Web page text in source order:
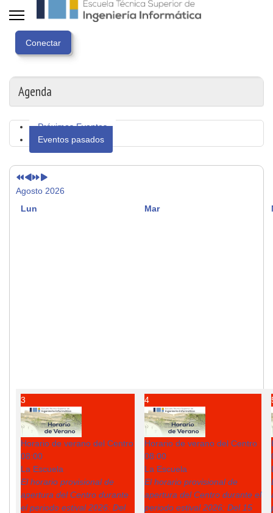
Agenda
Próximos Eventos
Eventos pasados
anterior
Agosto 2026
Lun
Mar
3
Horario de verano del Centro
08:00
La Escuela
El horario provisional de
apertura del Centro durante
el periodo estival 2026: Del
4
Horario de verano del Centro
08:00
La Escuela
El horario provisional de
apertura del Centro durante el
periodo estival 2026: Del 15